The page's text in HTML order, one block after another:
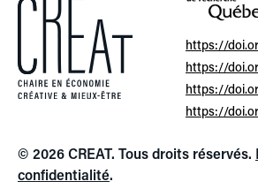
https://
https://
https://
https://
© 2026 CREAT. Tous droits réservés.
confidentialité.